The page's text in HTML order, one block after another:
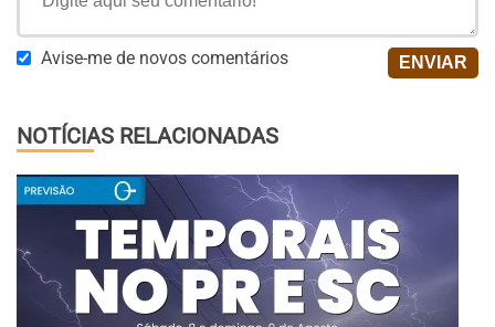
Avise-me de novos comentários
NOTÍCIAS RELACIONADAS